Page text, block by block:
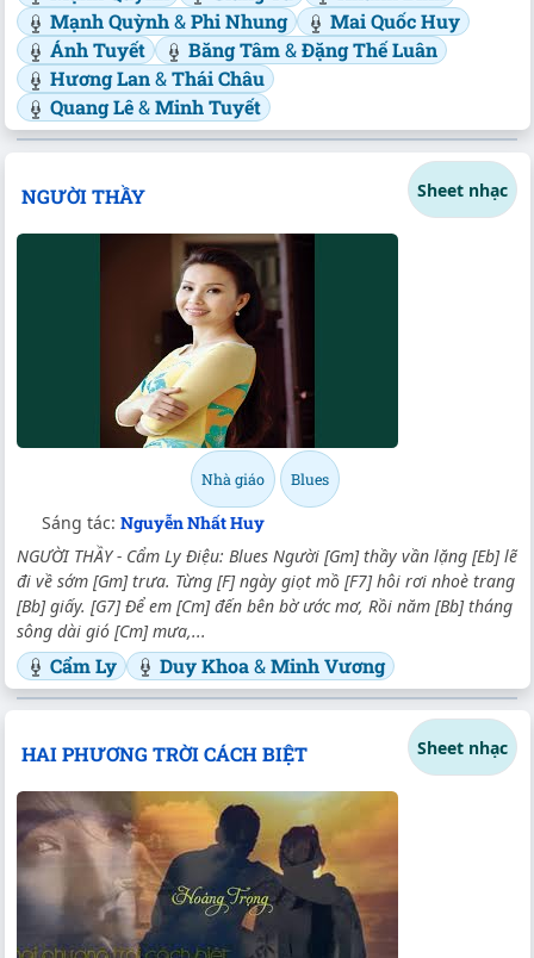
Mạnh Quỳnh&Phi Nhung
Mai Quốc Huy
Ánh Tuyết
Băng Tâm&Đặng Thế Luân
Hương Lan&Thái Châu
Quang Lê&Minh Tuyết
NGƯỜI THẦY Sheet nhạc
Nhà giáo Blues
Sáng tác: Nguyễn Nhất Huy
NGƯỜI THẦY - Cẩm Ly Điệu: Blues Người [Gm] thầy vần lặng [Eb] lẽ
đi về sớm [Gm] trưa. Từng [F] ngày giọt mồ [F7] hôi rơi nhoè trang
[Bb] giấy. [G7] Để em [Cm] đến bên bờ ước mơ, Rồi năm [Bb] tháng
sông dài gió [Cm] mưa,...
Cẩm Ly Duy Khoa&Minh Vương
HAI PHƯƠNG TRỜI CÁCH BIỆT Sheet nhạc